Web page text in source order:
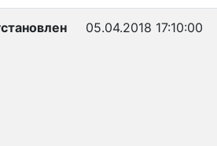
05.04.2018 17:10:00